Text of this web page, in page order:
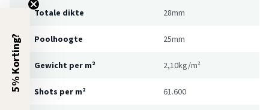
Totale dikte 28mm
Poolhoogte 25mm
Gewicht per m² 2,10kg/m²
Shots per m² 61.600
5% Korting?